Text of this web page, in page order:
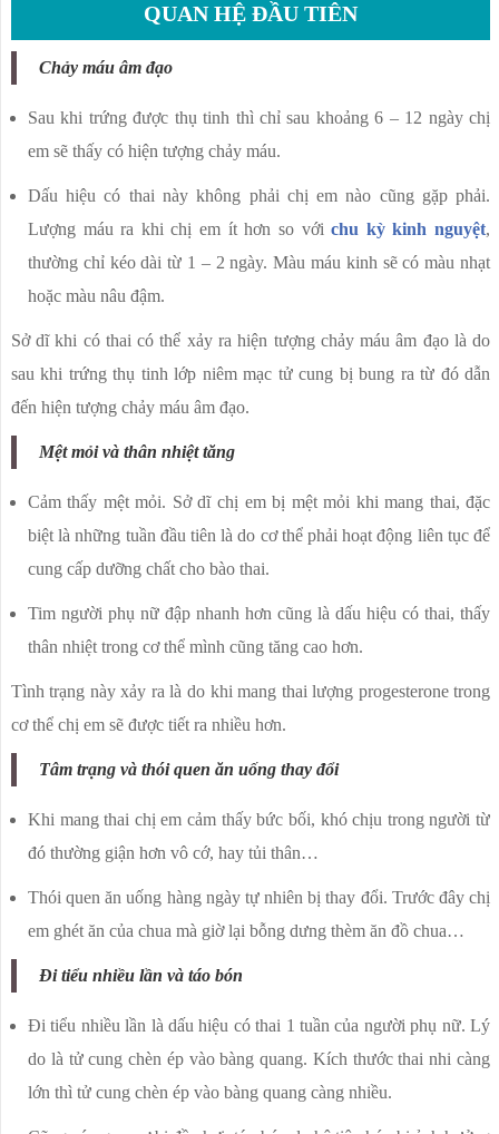
QUAN HỆ ĐẦU TIÊN
Chảy máu âm đạo
Sau khi trứng được thụ tinh thì chỉ sau khoảng 6 – 12 ngày chị
em sẽ thấy có hiện tượng chảy máu.
Dấu hiệu có thai này không phải chị em nào cũng gặp phải.
Lượng máu ra khi chị em ít hơn so vớichu kỳ kinh nguyệt,
thường chỉ kéo dài từ 1 – 2 ngày. Màu máu kinh sẽ có màu nhạt
hoặc màu nâu đậm.
Sở dĩ khi có thai có thể xảy ra hiện tượng chảy máu âm đạo là do
sau khi trứng thụ tinh lớp niêm mạc tử cung bị bung ra từ đó dẫn
đến hiện tượng chảy máu âm đạo.
Mệt mỏi và thân nhiệt tăng
Cảm thấy mệt mỏi. Sở dĩ chị em bị mệt mỏi khi mang thai, đặc
biệt là những tuần đầu tiên là do cơ thể phải hoạt động liên tục để
cung cấp dưỡng chất cho bào thai.
Tim người phụ nữ đập nhanh hơn cũng là dấu hiệu có thai, thấy
thân nhiệt trong cơ thể mình cũng tăng cao hơn.
Tình trạng này xảy ra là do khi mang thai lượng progesterone trong
cơ thể chị em sẽ được tiết ra nhiều hơn.
Tâm trạng và thói quen ăn uống thay đổi
Khi mang thai chị em cảm thấy bức bối, khó chịu trong người từ
đó thường giận hơn vô cớ, hay tủi thân…
Thói quen ăn uống hàng ngày tự nhiên bị thay đổi. Trước đây chị
em ghét ăn của chua mà giờ lại bỗng dưng thèm ăn đồ chua…
Đi tiểu nhiều lần và táo bón
Đi tiểu nhiều lần là dấu hiệu có thai 1 tuần của người phụ nữ. Lý
do là tử cung chèn ép vào bàng quang. Kích thước thai nhi càng
lớn thì tử cung chèn ép vào bàng quang càng nhiều.